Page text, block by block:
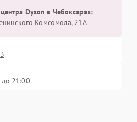
Dyson в Чебоксарах:
Комсомола, 21А
21:00